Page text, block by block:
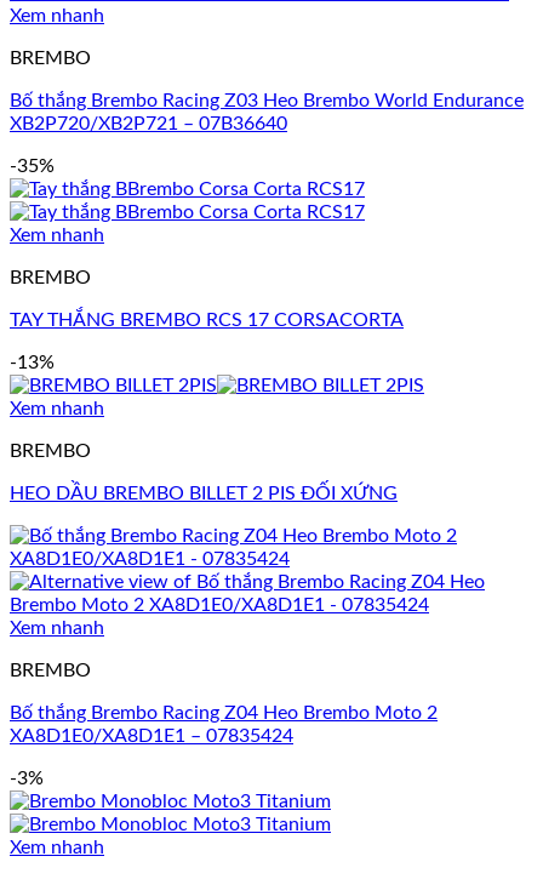
Xem nhanh
BREMBO
Bố thắng Brembo Racing Z03 Heo Brembo World Endurance
XB2P720/XB2P721 – 07B36640
-35%
Xem nhanh
BREMBO
TAY THẮNG BREMBO RCS 17 CORSACORTA
-13%
Xem nhanh
BREMBO
HEO DẦU BREMBO BILLET 2 PIS ĐỐI XỨNG
Xem nhanh
BREMBO
Bố thắng Brembo Racing Z04 Heo Brembo Moto 2
XA8D1E0/XA8D1E1 – 07835424
-3%
Xem nhanh